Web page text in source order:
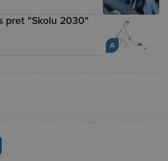
A
pret "Skolu 2030"